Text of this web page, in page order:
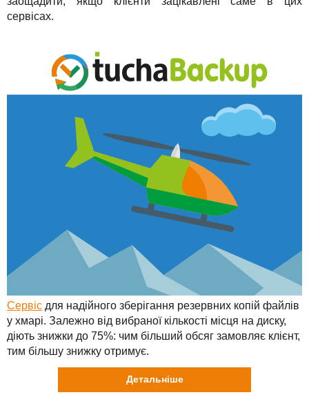
сервісах.
Сервіс для надійного зберігання резервних копій файлів
у хмарі. Залежно від вибраної кількості місця на диску,
діють знижки до 75%: чим більший обсяг замовляє клієнт,
тим більшу знижку отримує.
Детальніше